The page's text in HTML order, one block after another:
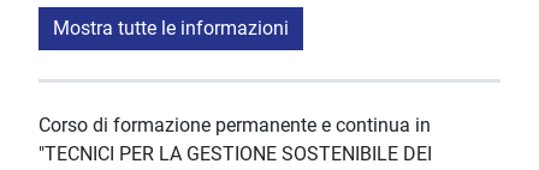
Mostra tutte le informazioni
Corso di formazione permanente e continua in
"TECNICI PER LA GESTIONE SOSTENIBILE DEI